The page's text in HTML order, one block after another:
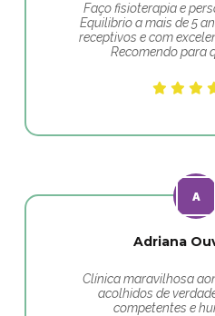
Faço fisioterapia e
Equilibrio a mais de 5
receptivos e com
Recomendo para
Adriana
Clínica maravilhosa
acolhidos de
competentes e